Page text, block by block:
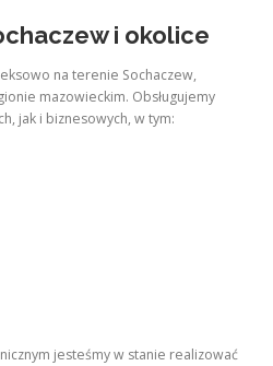
i okolice
na terenie Sochaczew,
mazowieckim. Obsługujemy
jak i biznesowych, w tym:
jesteśmy w stanie realizować